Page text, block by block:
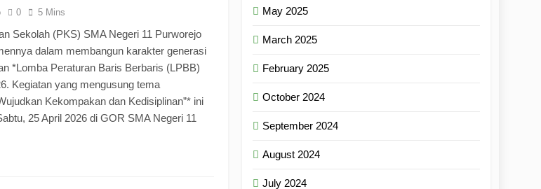
0 5 Mins
Sekolah (PKS) SMA Negeri 11 Purworejo
dalam membangun karakter generasi
*Lomba Peraturan Baris Berbaris (LPBB)
Kegiatan yang mengusung tema
Kekompakan dan Kedisiplinan”* ini
25 April 2026 di GOR SMA Negeri 11
May 2025
March 2025
February 2025
October 2024
September 2024
August 2024
July 2024